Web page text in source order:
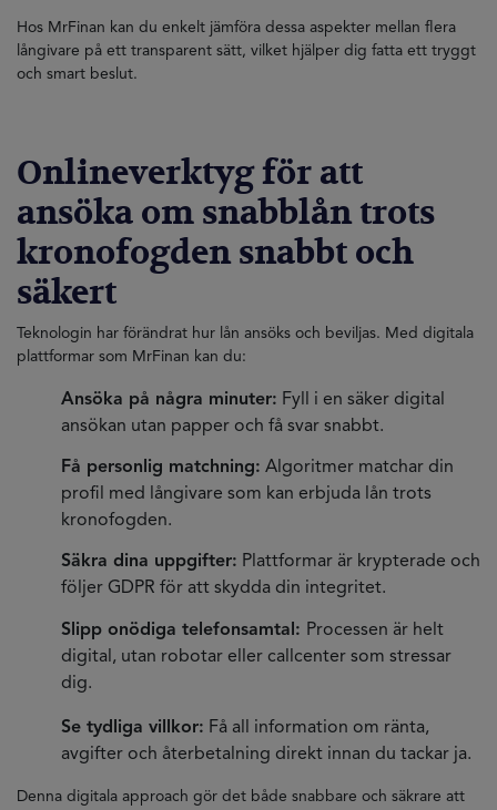
Hos MrFinan kan du enkelt jämföra dessa aspekter mellan flera
långivare på ett transparent sätt, vilket hjälper dig fatta ett tryggt
och smart beslut.
Onlineverktyg för att
ansöka om snabblån trots
kronofogden snabbt och
säkert
Teknologin har förändrat hur lån ansöks och beviljas. Med digitala
plattformar som MrFinan kan du:
Ansöka på några minuter: Fyll i en säker digital
ansökan utan papper och få svar snabbt.
Få personlig matchning: Algoritmer matchar din
profil med långivare som kan erbjuda lån trots
kronofogden.
Säkra dina uppgifter: Plattformar är krypterade och
följer GDPR för att skydda din integritet.
Slipp onödiga telefonsamtal: Processen är helt
digital, utan robotar eller callcenter som stressar
dig.
Se tydliga villkor: Få all information om ränta,
avgifter och återbetalning direkt innan du tackar ja.
Denna digitala approach gör det både snabbare och säkrare att